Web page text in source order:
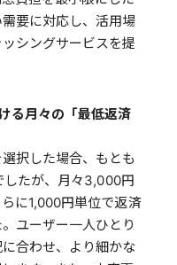
要に対応し、活用場
シングサービスを提
る月々の「最低返済
択した場合、もとも
したが、月々3,000円
に1,000円単位で返済
ユーザー一人ひとり
合わせ、より細かな